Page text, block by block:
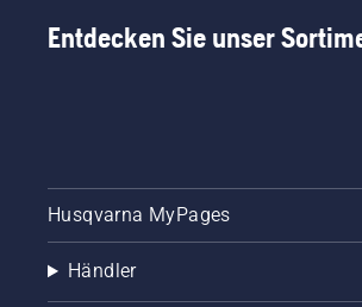
langjährige
eng mit
unseren
Botschaftern
Entdecken Sie unser
Husqvarna MyPages
Händler